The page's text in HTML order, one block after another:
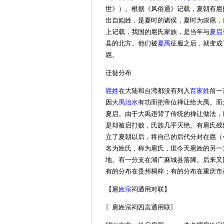
世》）。根据《风俗通》记载，夏朝有
出自姒姓，是夏时的诸侯，夏时为崇扈
上记载，我国的扈氏家族，是当年与夏启
县的北方。他们被夏禹征服之后，就变
扈。
迁徙分布
扈姓在大陆和台湾都没有列入百家姓前一
因 大禹治水有功而把帝位禅让给大禹。
夏启。由于大禹违背了传统的禅让做法
是却被启打败，氏族几乎灭绝。有扈氏
立了夏朝以后，将自己的后代分封在扈
名为姓氏，称为扈氏，世今天扈姓的另
地。有一分支在湖广麻城县落脚。后来
有的分布在贵州桐梓；有的分布在重庆
【扈姓宗祠通用对联】
〖扈姓宗祠四言通用联〗